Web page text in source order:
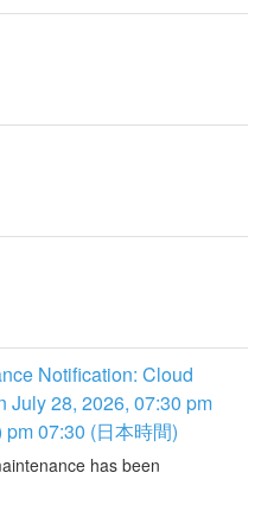
Notification: Cloud
July 28, 2026, 07:30 pm
07:30 (日本時間)
has been